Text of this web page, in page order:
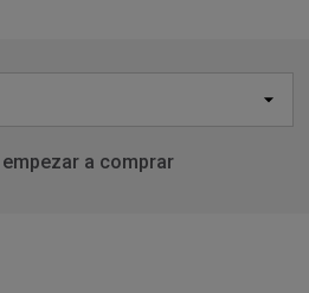
a comprar